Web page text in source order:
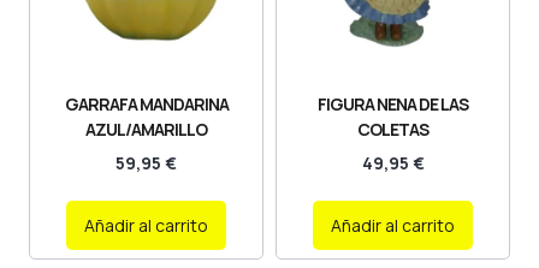
GARRAFA MANDARINA
AZUL/AMARILLO
59,95 €
Añadir al carrito
FIGURA NENA DE LAS
COLETAS
49,95 €
Añadir al carrito